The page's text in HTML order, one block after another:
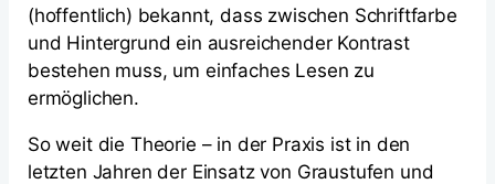
(hoffentlich) bekannt, dass zwischen Schriftfarbe
und Hintergrund ein ausreichender Kontrast
bestehen muss, um einfaches Lesen zu
ermöglichen.
So weit die Theorie – in der Praxis ist in den
letzten Jahren der Einsatz von Graustufen und